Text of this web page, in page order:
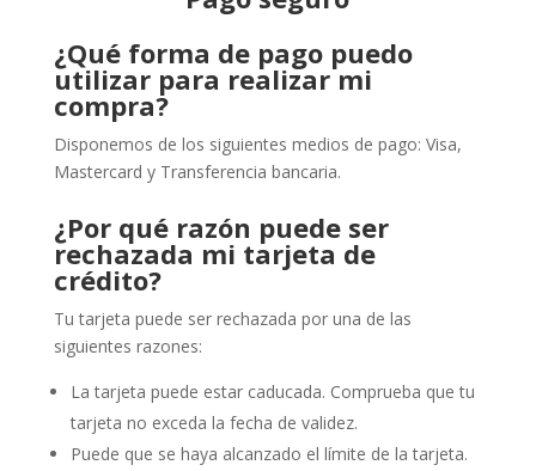
¿Qué forma de pago puedo
utilizar para realizar mi
compra?
Disponemos de los siguientes medios de pago: Visa,
Mastercard y Transferencia bancaria.
¿Por qué razón puede ser
rechazada mi tarjeta de
crédito?
Tu tarjeta puede ser rechazada por una de las
siguientes razones:
La tarjeta puede estar caducada. Comprueba que tu
tarjeta no exceda la fecha de validez.
Puede que se haya alcanzado el límite de la tarjeta.